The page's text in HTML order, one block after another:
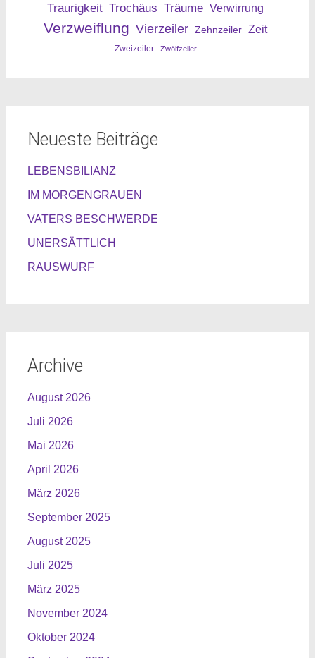
Traurigkeit Trochäus Träume Verwirrung
Verzweiflung Vierzeiler Zehnzeiler Zeit
Zweizeiler Zwölfzeiler
Neueste Beiträge
LEBENSBILIANZ
IM MORGENGRAUEN
VATERS BESCHWERDE
UNERSÄTTLICH
RAUSWURF
Archive
August 2026
Juli 2026
Mai 2026
April 2026
März 2026
September 2025
August 2025
Juli 2025
März 2025
November 2024
Oktober 2024